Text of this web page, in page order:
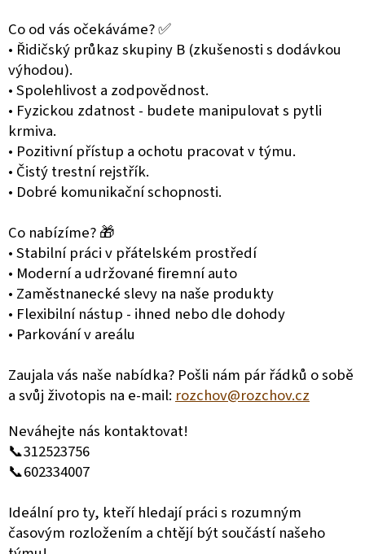
Co od vás očekáváme? ✅
• Řidičský průkaz skupiny B (zkušenosti s dodávkou
výhodou).
• Spolehlivost a zodpovědnost.
• Fyzickou zdatnost - budete manipulovat s pytli
krmiva.
• Pozitivní přístup a ochotu pracovat v týmu.
• Čistý trestní rejstřík.
• Dobré komunikační schopnosti.
Co nabízíme? 🎁
• Stabilní práci v přátelském prostředí
• Moderní a udržované firemní auto
• Zaměstnanecké slevy na naše produkty
• Flexibilní nástup - ihned nebo dle dohody
• Parkování v areálu
Zaujala vás naše nabídka? Pošli nám pár řádků o sobě
a svůj životopis na e-mail: rozchov@rozchov.cz
Neváhejte nás kontaktovat!
📞312523756
📞602334007
Ideální pro ty, kteří hledají práci s rozumným
časovým rozložením a chtějí být součástí našeho